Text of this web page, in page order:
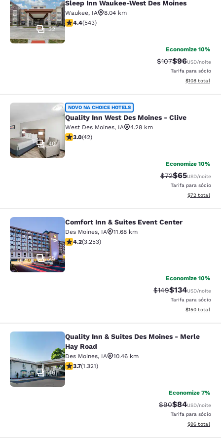
32
Sleep Inn Waukee-West Des Moines
Waukee, IA
8.04 km
classificação 4.41 estrelas. Excelente. 543 avaliações
4.4(543)
Economize 10%
Tarifa anterior
$107Tarifa com
$96USD/noite
Tarifa para sócio
Exibir
$108 total
Quality Inn West Des Moines - Clive
40
NOVO NA CHOICE HOTELS
Quality Inn West Des Moines - Clive
West Des Moines, IA
4.28 km
classificação 2.98 estrelas. Razoável. 42 avaliações
3.0(42)
Economize 10%
Tarifa anterior
$72Tarifa com
$65USD/noite
Tarifa para sócio
Exibir
$72 total
Comfort Inn & Suites Event Center
25
Comfort Inn & Suites Event Center
Des Moines, IA
11.68 km
classificação 4.2 estrelas. Excelente. 3253 avaliações
4.2(3.253)
Economize 10%
Tarifa anterior
$149Tarifa com
$134USD/noite
Tarifa para sócio
Exibir
$150 total
Quality Inn & Suites Des Moines -
46
Quality Inn & Suites Des Moines - Merle
Hay Road
Des Moines, IA
10.46 km
classificação 3.72 estrelas. Bom. 1321 avaliações
3.7(1.321)
Economize 7%
Tarifa anterior
$90Tarifa com
$84USD/noite
Tarifa para sócio
Exibir
$96 total